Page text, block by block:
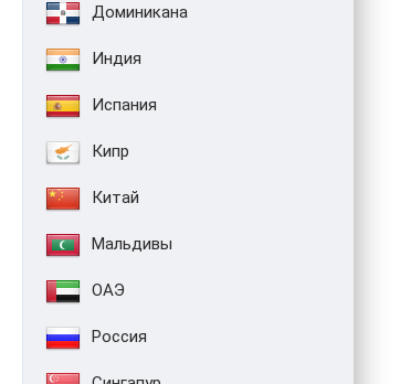
Доминикана
Индия
Испания
Кипр
Китай
Мальдивы
ОАЭ
Россия